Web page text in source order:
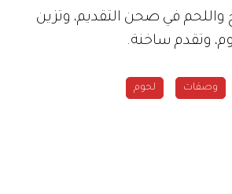
واللحم في صحن التقديم، وتزين
وتقدم ساخنة.
وصفات لحوم